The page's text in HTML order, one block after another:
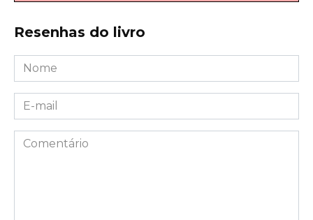
Resenhas do livro
Nome
*
E-
mail
*Comentário